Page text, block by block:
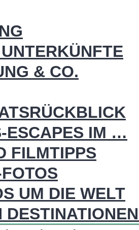
& CO.
ESCAPES IM …
FILMTIPPS
UM DIE WELT